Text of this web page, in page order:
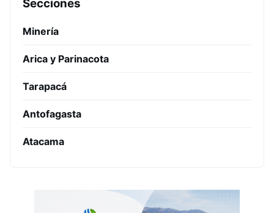
Secciones
Minería
Arica y Parinacota
Tarapacá
Antofagasta
Atacama